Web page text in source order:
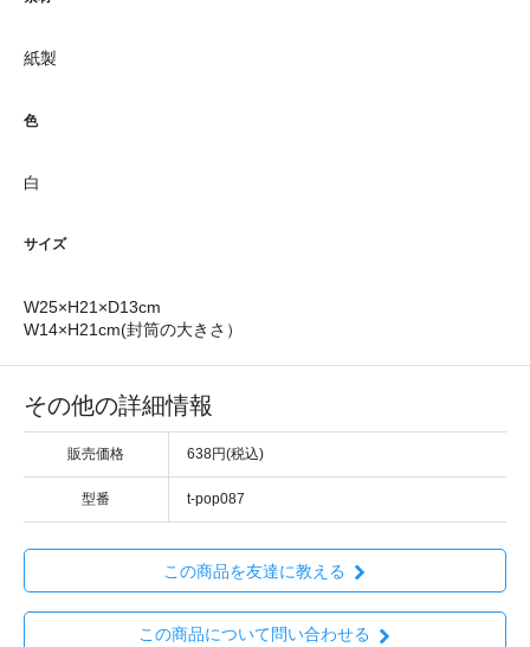
紙製
色
白
サイズ
W25×H21×D13cm
W14×H21cm(封筒の大きさ）
その他の詳細情報
販売価格 638円(税込)
型番 t-pop087
この商品を友達に教える
この商品について問い合わせる